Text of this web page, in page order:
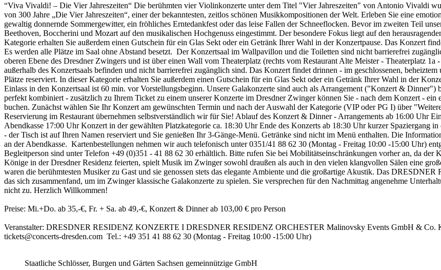
“Viva Vivaldi! – Die Vier Jahreszeiten“ Die berühmten vier Violinkonzerte unter dem Titel "Vier Jahreszeiten" von Antonio Vivaldi
von 300 Jahre „Die Vier Jahreszeiten“, einer der bekanntesten, zeitlos schönen Musikkompositionen der Welt. Erleben Sie eine
gewaltig donnernde Sommergewitter, ein fröhliches Erntedankfest oder das leise Fallen der Schneeflocken. Bevor im zweiten Teil
Beethoven, Boccherini und Mozart auf den musikalischen Hochgenuss eingestimmt. Der besondere Fokus liegt auf den
Kategorie erhalten Sie außerdem einen Gutschein für ein Glas Sekt oder ein Getränk Ihrer Wahl in der Konzertpause. Das Konzert
Es werden alle Plätze im Saal ohne Abstand besetzt. Der Konzertsaal im Wallpavillon und die Toiletten sind nicht barrierefrei
oberen Ebene des Dresdner Zwingers und ist über einen Wall vom Theaterplatz (rechts vom Restaurant Alte Meister - Theaterplatz
außerhalb des Konzertsaals befinden und nicht barrierefrei zugänglich sind. Das Konzert findet drinnen - im geschlossenen,
Plätze reserviert. In dieser Kategorie erhalten Sie außerdem einen Gutschein für ein Glas Sekt oder ein Getränk Ihrer Wahl in der
Einlass in den Konzertsaal ist 60 min. vor Vorstellungsbeginn. Unsere Galakonzerte sind auch als Arrangement ("Konzert &
perfekt kombiniert - zusätzlich zu Ihrem Ticket zu einem unserer Konzerte im Dresdner Zwinger können Sie - nach dem Konzert -
buchen. Zunächst wählen Sie Ihr Konzert am gewünschten Termin und nach der Auswahl der Kategorie (VIP oder PG I) über
Reservierung im Restaurant übernehmen selbstverständlich wir für Sie! Ablauf des Konzert & Dinner - Arrangements ab 16:00 Uhr
Abendkasse 17:00 Uhr Konzert in der gewählten Platzkategorie ca. 18:30 Uhr Ende des Konzerts ab 18:30 Uhr kurzer Spaziergang
- der Tisch ist auf Ihren Namen reserviert und Sie genießen Ihr 3-Gänge-Menü. Getränke sind nicht im Menü enthalten. Die
an der Abendkasse. Kartenbestellungen nehmen wir auch telefonisch unter 0351/41 88 62 30 (Montag - Freitag 10:00 -15:00 Uhr)
Begleitperson sind unter Telefon +49 (0)351 - 41 88 62 30 erhältlich. Bitte rufen Sie bei Mobilitätseinschränkungen vorher an, da
Könige in der Dresdner Residenz feierten, spielt Musik im Zwinger sowohl draußen als auch in den vielen klangvollen Sälen eine
waren die berühmtesten Musiker zu Gast und sie genossen stets das elegante Ambiente und die großartige Akustik. Das
das sich zusammenfand, um im Zwinger klassische Galakonzerte zu spielen. Sie versprechen für den Nachmittag angenehme
nicht zu. Herzlich Willkommen!
Preise: Mi.+Do. ab 35,-€, Fr. + Sa. ab 49,-€, Konzert & Dinner ab 103,00 € pro Person
Veranstalter: DRESDNER RESIDENZ KONZERTE I DRESDNER RESIDENZ ORCHESTER Malinovsky Events GmbH & Co.
tickets@concerts-dresden.com Tel.: +49 351 41 88 62 30 (Montag - Freitag 10:00 -15:00 Uhr)
Staatliche Schlösser, Burgen und Gärten Sachsen gemeinnützige GmbH